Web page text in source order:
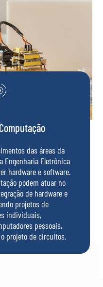
das áreas da
Engenharia Eletrônica
hardware e software.
podem atuar no
de hardware e
projetos de
individuais,
pessoais,
projeto de circuitos.